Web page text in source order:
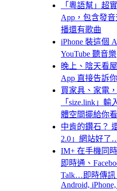
「粵語幫」超
App，包含發
播還有歌曲
iPhone 裝這個
YouTube 聽音樂
晚上、陰天看
App 直接告訴
買家具、家電
「size.link」
體空間擺給你看
中肯的鑽石？
2.0」網站好了
IM+ 在手機同
即時通、
Talk…即時傳訊
Android,